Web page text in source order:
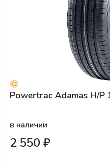
Powertrac Adamas H/P
в наличии
2 550 ₽